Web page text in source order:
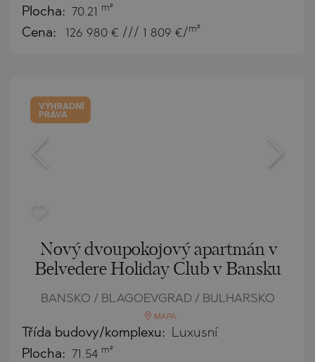
Plocha: 70.21 m²
Cena: 126 980 € /// 1 809 €/ m²
VÝHRADNÍ
PRÁVA
Nový dvoupokojový apartmán v
Belvedere Holiday Club v Bansku
BANSKO / BLAGOEVGRAD / BULHARSKO
MAPA
Třída budovy/komplexu: Luxusní
Plocha: 71.54 m²